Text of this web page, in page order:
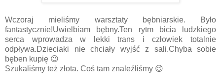
Wczoraj mieliśmy warsztaty bębniarskie. Było
fantastycznie!Uwielbiam bębny.Ten rytm bicia ludzkiego
serca wprowadza w lekki trans i człowiek totalnie
odpływa.Dzieciaki nie chciały wyjść z sali.Chyba sobie
bęben kupię 😉
Szukaliśmy też złota. Coś tam znaleźliśmy 😉